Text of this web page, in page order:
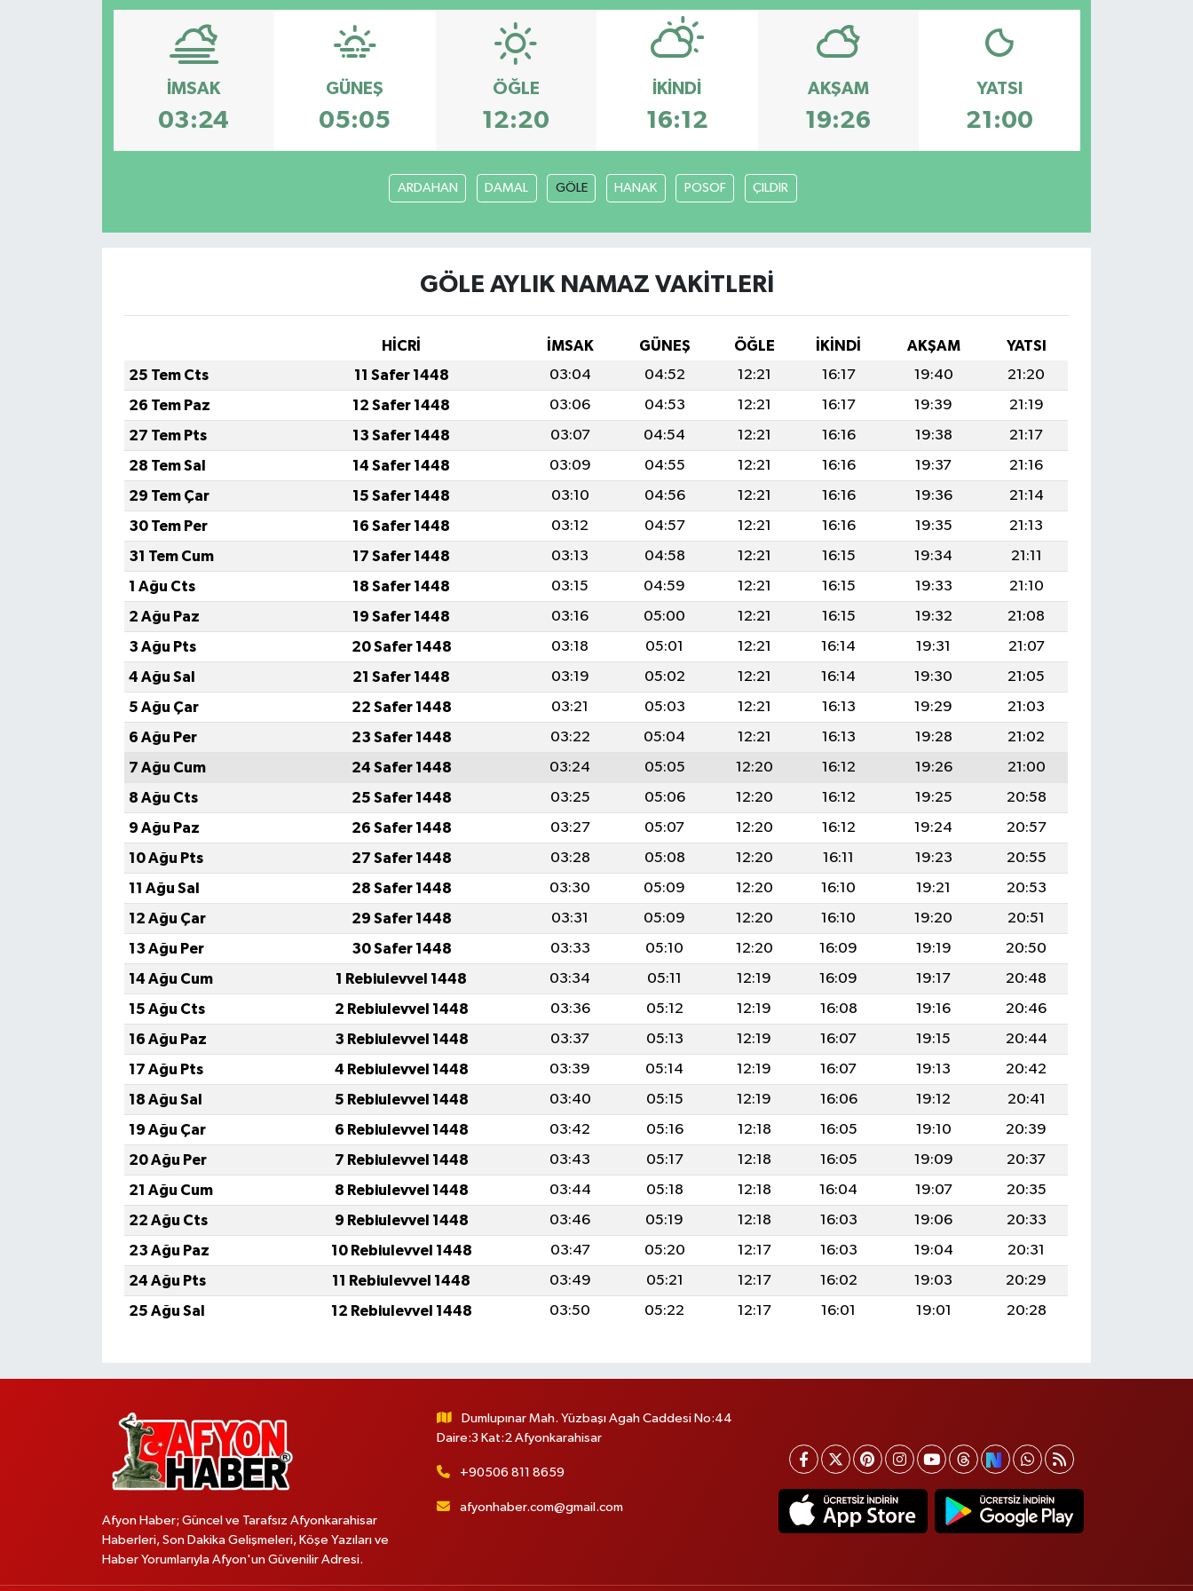
İMSAK
03:24
GÜNEŞ
05:05
ÖĞLE
12:20
İKINDI
16:12
AKŞAM
19:26
YATSI
21:00
ARDAHAN DAMAL GÖLE HANAK POSOF ÇILDIR
GÖLE AYLIK NAMAZ VAKITLERI
HİCRİ İMSAK GÜNEŞ ÖĞLE İKINDI AKŞAM
YATSI
25 Tem Cts
11 Safer 1448 03:04 04:52 12:21 16:17 19:40
21:20
26 Tem Paz
12 Safer 1448 03:06 04:53 12:21 16:17 19:39
21:19
27 Tem Pts
13 Safer 1448 03:07 04:54 12:21 16:16 19:38
21:17
28 Tem Sal
14 Safer 1448 03:09 04:55 12:21 16:16 19:37
21:16
29 Tem Çar
15 Safer 1448 03:10 04:56 12:21 16:16 19:36
21:14
30 Tem Per
16 Safer 1448 03:12 04:57 12:21 16:16 19:35
21:13
31 Tem Cum
17 Safer 1448 03:13 04:58 12:21 16:15 19:34
21:11
1 Ağu Cts
18 Safer 1448 03:15 04:59 12:21 16:15 19:33
21:10
2 Ağu Paz
19 Safer 1448 03:16 05:00 12:21 16:15 19:32
21:08
3 Ağu Pts
20 Safer 1448 03:18 05:01 12:21 16:14 19:31
21:07
4 Ağu Sal
21 Safer 1448 03:19 05:02 12:21 16:14 19:30
21:05
5 Ağu Çar
22 Safer 1448 03:21 05:03 12:21 16:13 19:29
21:03
6 Ağu Per
23 Safer 1448 03:22 05:04 12:21 16:13 19:28
21:02
7 Ağu Cum
24 Safer 1448 03:24 05:05 12:20 16:12 19:26
21:00
8 Ağu Cts
25 Safer 1448 03:25 05:06 12:20 16:12 19:25
20:58
9 Ağu Paz
26 Safer 1448 03:27 05:07 12:20 16:12 19:24
20:57
10 Ağu Pts
27 Safer 1448 03:28 05:08 12:20 16:11 19:23
20:55
11 Ağu Sal
28 Safer 1448 03:30 05:09 12:20 16:10 19:21
20:53
12 Ağu Çar
29 Safer 1448 03:31 05:09 12:20 16:10 19:20
20:51
13 Ağu Per
30 Safer 1448 03:33 05:10 12:20 16:09 19:19
20:50
14 Ağu Cum
1 Rebiulevvel 1448 03:34 05:11 12:19 16:09 19:17
20:48
15 Ağu Cts
2 Rebiulevvel 1448 03:36 05:12 12:19 16:08 19:16
20:46
16 Ağu Paz
3 Rebiulevvel 1448 03:37 05:13 12:19 16:07 19:15
20:44
17 Ağu Pts
4 Rebiulevvel 1448 03:39 05:14 12:19 16:07 19:13
20:42
18 Ağu Sal
5 Rebiulevvel 1448 03:40 05:15 12:19 16:06 19:12
20:41
19 Ağu Çar
6 Rebiulevvel 1448 03:42 05:16 12:18 16:05 19:10
20:39
20 Ağu Per
7 Rebiulevvel 1448 03:43 05:17 12:18 16:05 19:09
20:37
21 Ağu Cum
8 Rebiulevvel 1448 03:44 05:18 12:18 16:04 19:07
20:35
22 Ağu Cts
9 Rebiulevvel 1448 03:46 05:19 12:18 16:03 19:06
20:33
23 Ağu Paz
10 Rebiulevvel 1448 03:47 05:20 12:17 16:03 19:04
20:31
24 Ağu Pts
11 Rebiulevvel 1448 03:49 05:21 12:17 16:02 19:03
20:29
25 Ağu Sal
12 Rebiulevvel 1448 03:50 05:22 12:17 16:01 19:01 20:28
Afyon Haber; Güncel ve Tarafsız Afyonkarahisar
Haberleri, Son Dakika Gelişmeleri, Köşe Yazıları ve
Haber Yorumlarıyla Afyon'un Güvenilir Adresi.
Dumlupınar Mah. Yüzbaşı Agah Caddesi No:44
Daire:3 Kat:2 Afyonkarahisar
+90506 811 8659
afyonhaber.com@gmail.com